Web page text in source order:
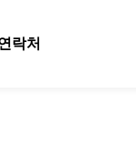
락처